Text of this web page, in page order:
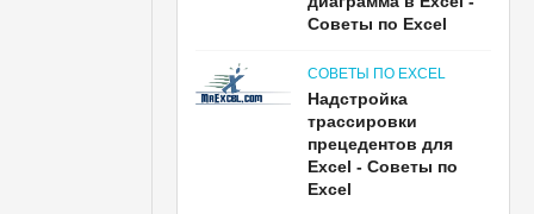
Советы по Excel
СОВЕТЫ ПО EXCEL
Надстройка
трассировки
прецедентов для
Excel - Советы по
Excel